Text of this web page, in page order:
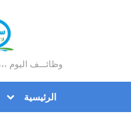
سجلني
وظائـــف اليوم
الرئيسية